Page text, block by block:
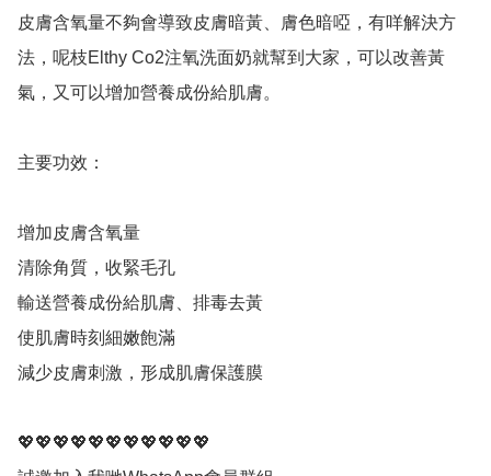
皮膚含氧量不夠會導致皮膚暗黃、膚色暗啞，有咩解決方
法，呢枝Elthy Co2注氧洗面奶就幫到大家，可以改善黃
氣，又可以增加營養成份給肌膚。
主要功效：
增加皮膚含氧量
清除角質，收緊毛孔
輸送營養成份給肌膚、排毒去黃
使肌膚時刻細嫩飽滿
減少皮膚刺激，形成肌膚保護膜
💖💖💖💖💖💖💖💖💖💖💖